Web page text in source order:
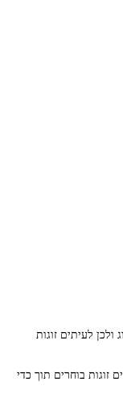
לעיתים זוגות
זוגות בוחרים תוך כדי